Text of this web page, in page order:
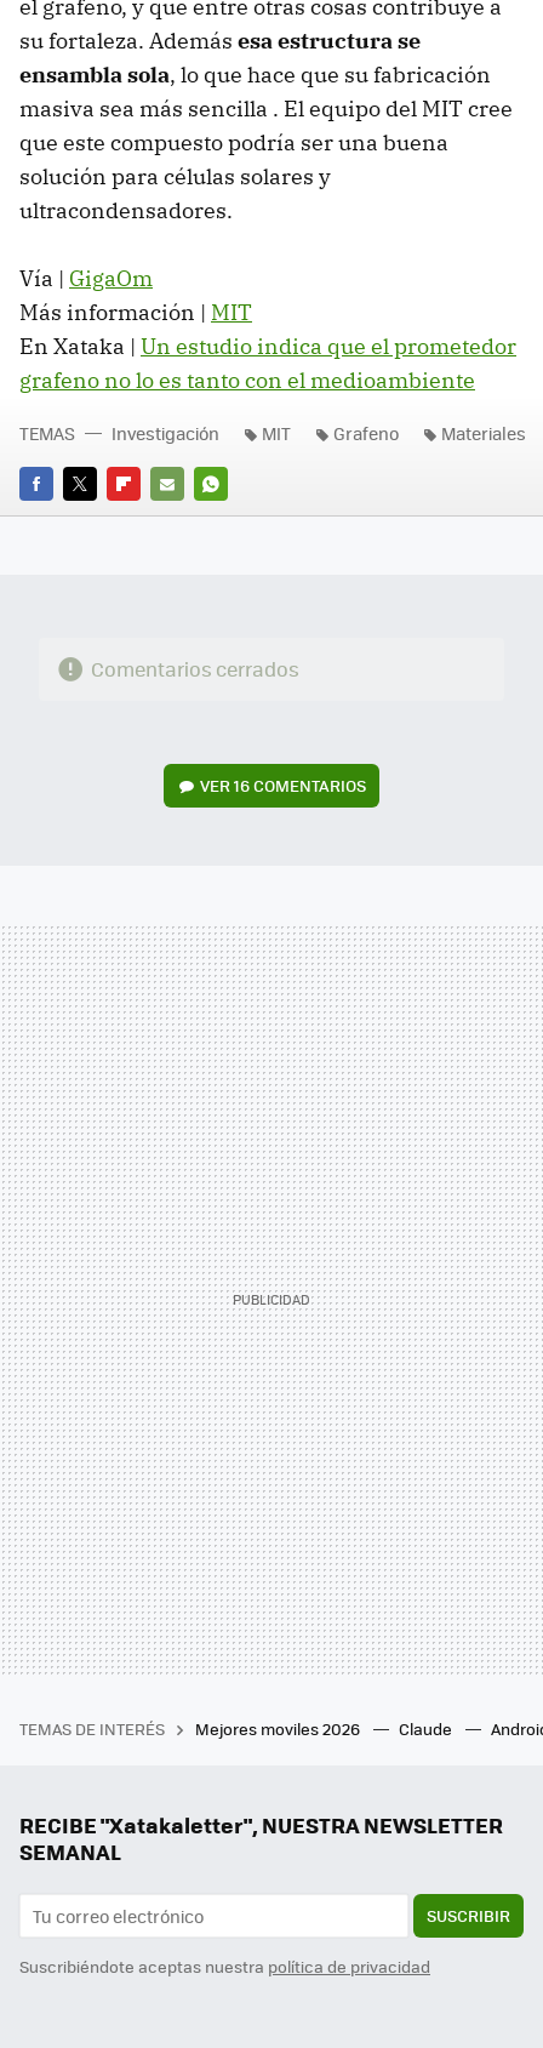
el grafeno, y que entre otras cosas contribuye a
su fortaleza. Además esa estructura se
ensambla sola, lo que hace que su fabricación
masiva sea más sencilla . El equipo del MIT cree
que este compuesto podría ser una buena
solución para células solares y
ultracondensadores.
Vía | GigaOm
Más información | MIT
En Xataka | Un estudio indica que el prometedor
grafeno no lo es tanto con el medioambiente
FACEBOOK
TWITTERFLIPBOARD
E-
WHATSAPP
TEMAS Investigación MIT Grafeno Materiales
Comentarios cerrados
VER16 COMENTARIOS
TEMAS DE INTERÉS Mejores moviles 2026 Claude
RECIBE "Xatakaletter", NUESTRA NEWSLETTER
SEMANAL
SUSCRIBIR
Suscribiéndote aceptas nuestra política de privacidad